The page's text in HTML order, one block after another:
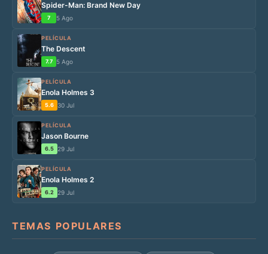
Spider-Man: Brand New Day
7 5 Ago
PELÍCULA
The Descent
7.7 5 Ago
PELÍCULA
Enola Holmes 3
5.6 30 Jul
PELÍCULA
Jason Bourne
6.5 29 Jul
PELÍCULA
Enola Holmes 2
6.2 29 Jul
TEMAS POPULARES